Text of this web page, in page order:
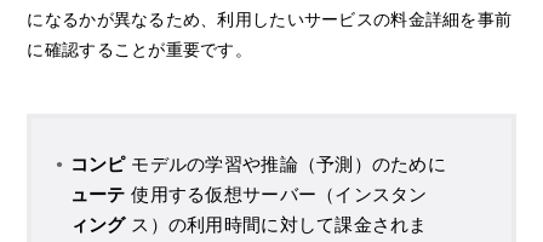
になるかが異なるため、利用したいサービスの料金詳細を事前
に確認することが重要です。
コンピ
ューテ
ィング
モデルの学習や推論（予測）のために
使用する仮想サーバー（インスタン
ス）の利用時間に対して課金されま